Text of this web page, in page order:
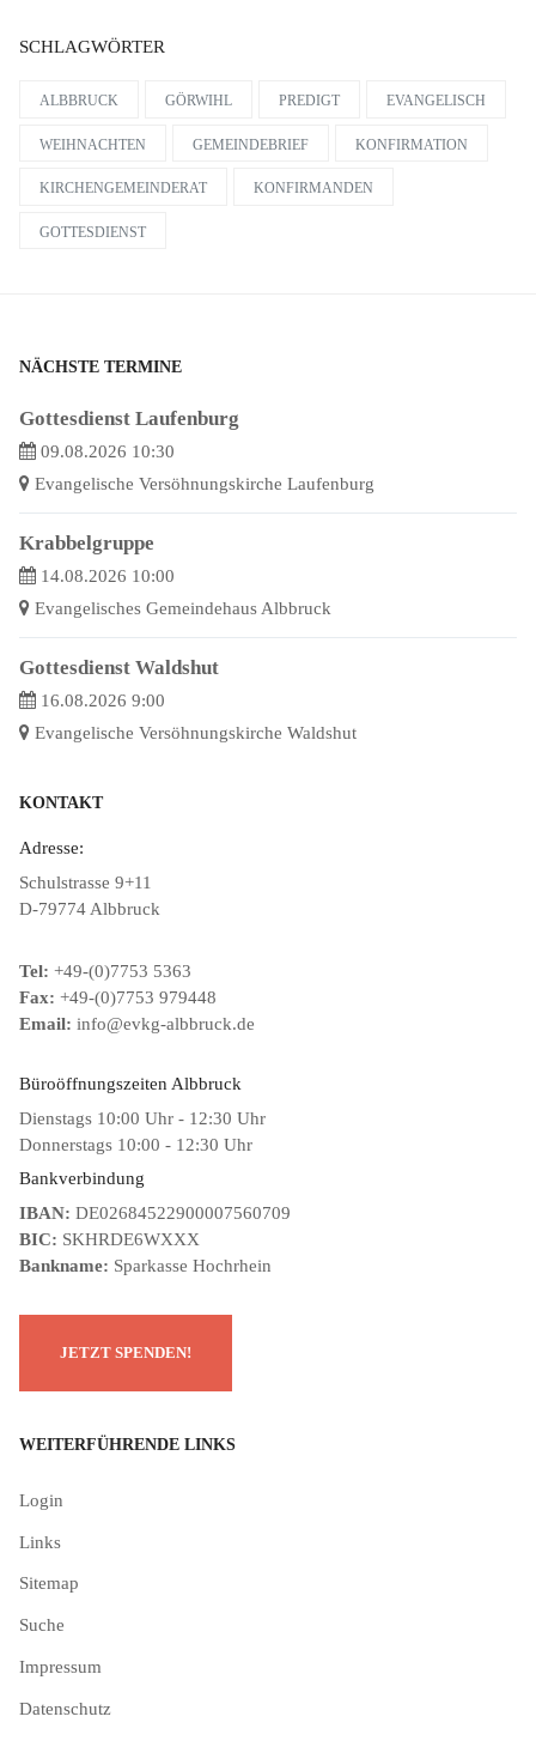
SCHLAGWÖRTER
ALBBRUCK GÖRWIHL PREDIGT EVANGELISCH
WEIHNACHTEN GEMEINDEBRIEF KONFIRMATION
KIRCHENGEMEINDERAT KONFIRMANDEN
GOTTESDIENST
NÄCHSTE TERMINE
Gottesdienst Laufenburg
09.08.2026 10:30
Evangelische Versöhnungskirche Laufenburg
Krabbelgruppe
14.08.2026 10:00
Evangelisches Gemeindehaus Albbruck
Gottesdienst Waldshut
16.08.2026 9:00
Evangelische Versöhnungskirche Waldshut
KONTAKT
Adresse:
Schulstrasse 9+11
D-79774 Albbruck
Tel: +49-(0)7753 5363
Fax: +49-(0)7753 979448
Email: info@evkg-albbruck.de
Büroöffnungszeiten Albbruck
Dienstags 10:00 Uhr - 12:30 Uhr
Donnerstags 10:00 - 12:30 Uhr
Bankverbindung
IBAN: DE02684522900007560709
BIC: SKHRDE6WXXX
Bankname: Sparkasse Hochrhein
WEITERFÜHRENDE LINKS
Login
Links
Sitemap
Suche
Impressum
Datenschutz